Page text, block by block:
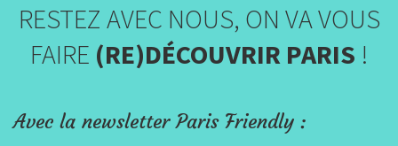
RESTEZ AVEC NOUS, ON VA VOUS
FAIRE (RE)DÉCOUVRIR PARIS !
Avec la newsletter Paris Friendly :